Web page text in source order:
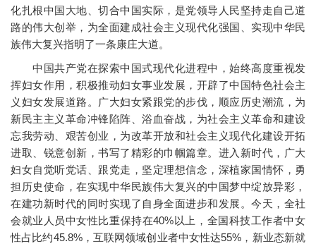
化扎根中国大地、切合中国实际，是党领导人民坚持走自己道
路的伟大创举，为全面建成社会主义现代化强国、实现中华民
族伟大复兴指明了一条康庄大道。
中国共产党在探索中国式现代化进程中，始终高度重视发
挥妇女作用，积极推动妇女事业发展，开辟了中国特色社会主
义妇女发展道路。广大妇女紧跟党的步伐，顺应历史潮流，为
新民主主义革命冲锋陷阵、浴血奋战，为社会主义革命和建设
忘我劳动、艰苦创业，为改革开放和社会主义现代化建设开拓
进取、锐意创新，书写了精彩的巾帼篇章。进入新时代，广大
妇女自觉听党话、跟党走，坚定理想信念，深植家国情怀，勇
担历史使命，在实现中华民族伟大复兴的中国梦中绽放异彩，
在建功新时代的同时实现了自身全面进步和发展。今天，全社
会就业人员中女性比重保持在40%以上，全国科技工作者中女
性占比约45.8%，互联网领域创业者中女性达55%，新业态新就